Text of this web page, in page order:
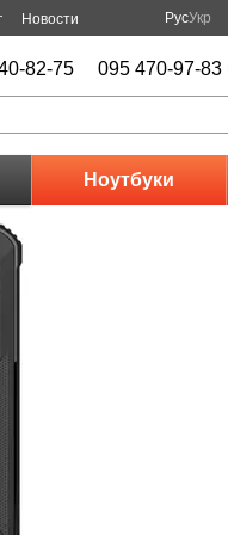
Новости РусУкр
82-75 095 470-97-83
Ноутбуки